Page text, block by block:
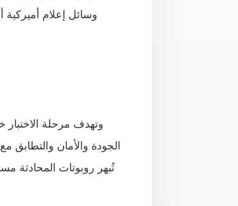
وسائل إعلام
وتهدف مرحلة
الجودة والأمان
تُبهر روبوتات المحادثة